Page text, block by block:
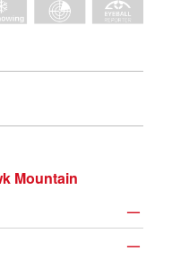
Mountain
—
—